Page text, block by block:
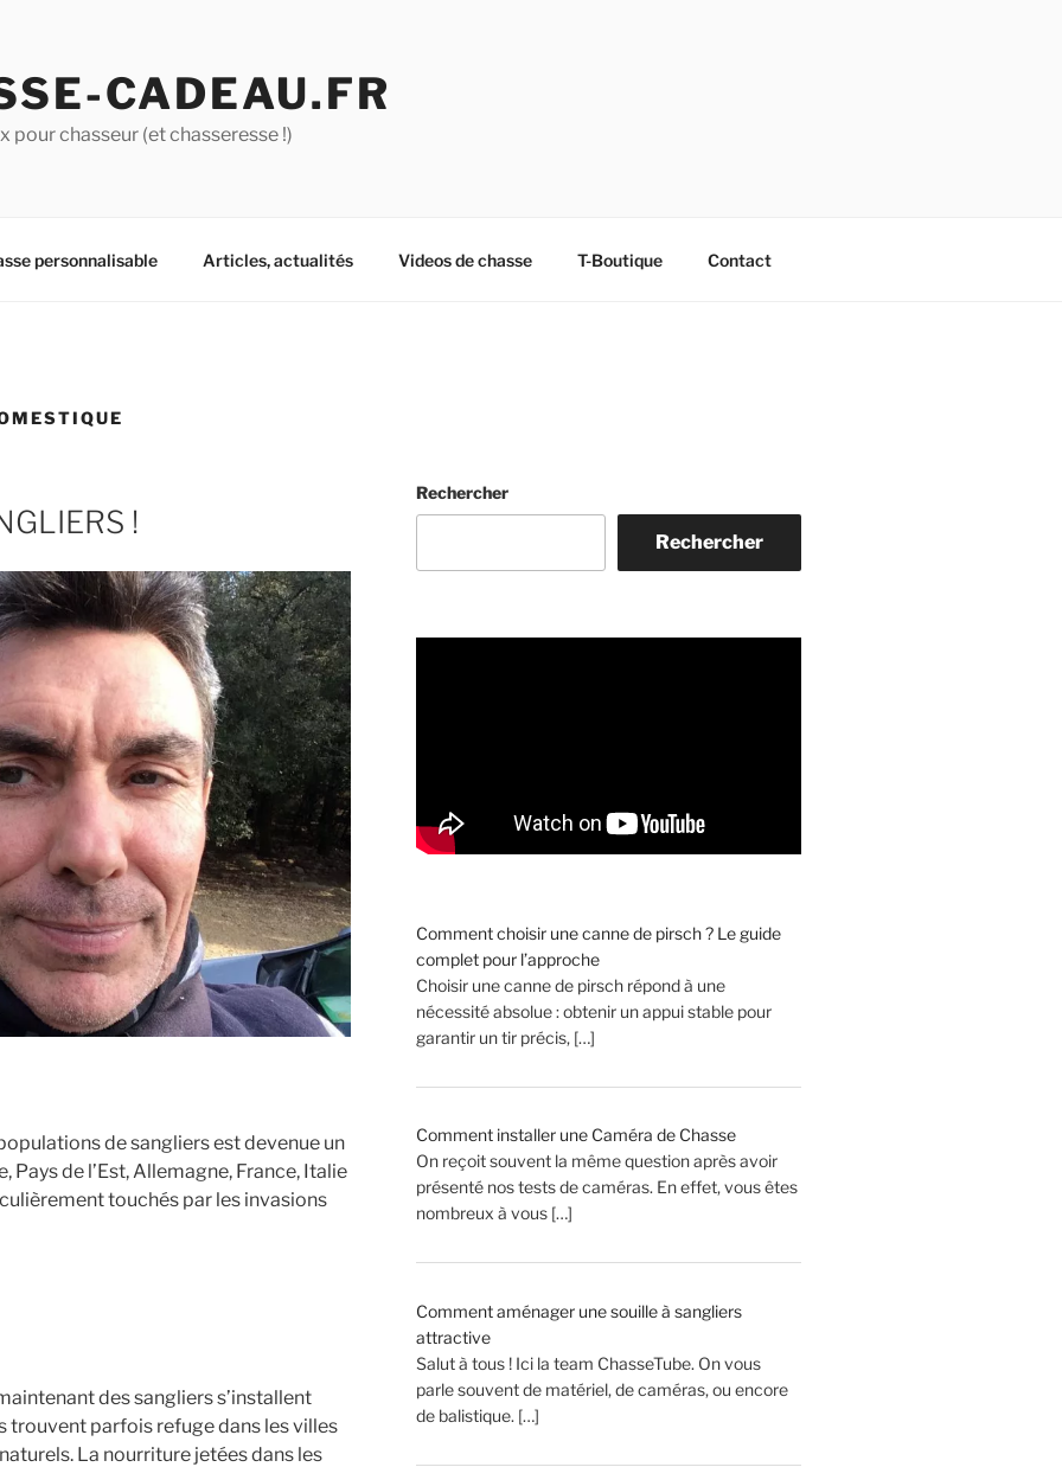
CADEAU.FR
pour chasseur (et chasseresse !)
personnalisable Articles, actualités Videos de chasse T-Boutique Contact
!
de sangliers est devenue un
Pays de l’Est, Allemagne, France, Italie
touchés par les invasions
des sangliers s’installent
trouvent parfois refuge dans les villes
La nourriture jetées dans les
Rechercher
Rechercher
Comment choisir une canne de pirsch ? Le guide
complet pour l’approche
Choisir une canne de pirsch répond à une
nécessité absolue : obtenir un appui stable pour
garantir un tir précis, […]
Comment installer une Caméra de Chasse
On reçoit souvent la même question après avoir
présenté nos tests de caméras. En effet, vous êtes
nombreux à vous […]
Comment aménager une souille à sangliers
attractive
Salut à tous ! Ici la team ChasseTube. On vous
parle souvent de matériel, de caméras, ou encore
de balistique. […]